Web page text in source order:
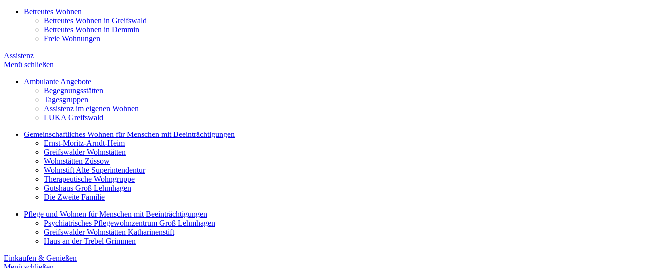
Betreutes Wohnen
Betreutes Wohnen in Greifswald
Betreutes Wohnen in Demmin
Freie Wohnungen
Assistenz
Menü schließen
Ambulante Angebote
Begegnungsstätten
Tagesgruppen
Assistenz im eigenen Wohnen
LUKA Greifswald
Gemeinschaftliches Wohnen für Menschen mit Beeinträchtigungen
Ernst-Moritz-Arndt-Heim
Greifswalder Wohnstätten
Wohnstätten Züssow
Wohnstift Alte Superintendentur
Therapeutische Wohngruppe
Gutshaus Groß Lehmhagen
Die Zweite Familie
Pflege und Wohnen für Menschen mit Beeinträchtigungen
Psychiatrisches Pflegewohnzentrum Groß Lehmhagen
Greifswalder Wohnstätten Katharinenstift
Haus an der Trebel Grimmen
Einkaufen & Genießen